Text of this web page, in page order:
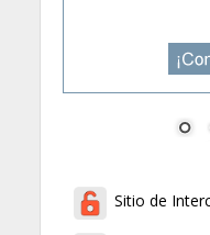
Sitio de